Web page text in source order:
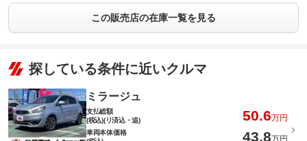
この販売店の在庫一覧を見る
探している条件に近いクルマ
ミラージュ
支払総額
(税込)(リ済込・追)
50.6万円
車両本体価格
43.8万円